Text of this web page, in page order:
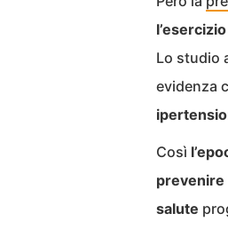
l’esercizio
Lo studio
evidenza
Così
prevenire
salute